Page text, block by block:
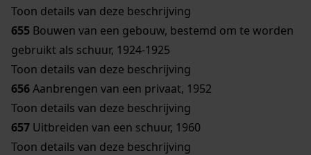
Toon details van deze beschrijving
655 Bouwen van een gebouw, bestemd om te worden
gebruikt als schuur, 1924-1925
Toon details van deze beschrijving
656Aanbrengen van een privaat, 1952
Toon details van deze beschrijving
657 Uitbreiden van een schuur, 1960
Toon details van deze beschrijving